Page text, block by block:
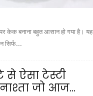
बनाना बहुत आसान हो गया है। यह
सिर्फ...
ऐसा टेस्टी
जो आज...